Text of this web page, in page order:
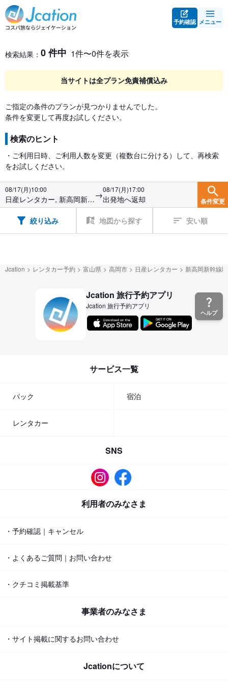
予約確認 メニュー
レンタカー検索・比較
レンタカー検索結果
検索結果： 0 件中 1件〜0件を表示
当サイトは全プラン免責補償込み
ご指定の条件のプランが見つかりませんでした。
条件を変更して再度お試しください。
検索のヒント
・ご利用日時、ご利用人数を変更（複数台に分ける）して、再検索
をお試しください。
08/17(月)10:00
日産レンタカー, 新高岡新幹
線駅前
→08/17(月)17:00
出発地へ返却 条件変更
絞り込み 地図から探す 安い順
ヘルプ
Jcation レンタカー予約 富山県 高岡市 日産レンタカー 新高岡新幹線
Jcation 旅行予約アプリ
Jcation 旅行予約アプリ
サービス一覧
パック 宿泊
レンタカー
SNS
利用者のみなさま
・予約確認｜キャンセル
・よくあるご質問｜お問い合わせ
・クチコミ掲載基準
事業者のみなさま
・サイト掲載に関するお問い合わせ
Jcationについて